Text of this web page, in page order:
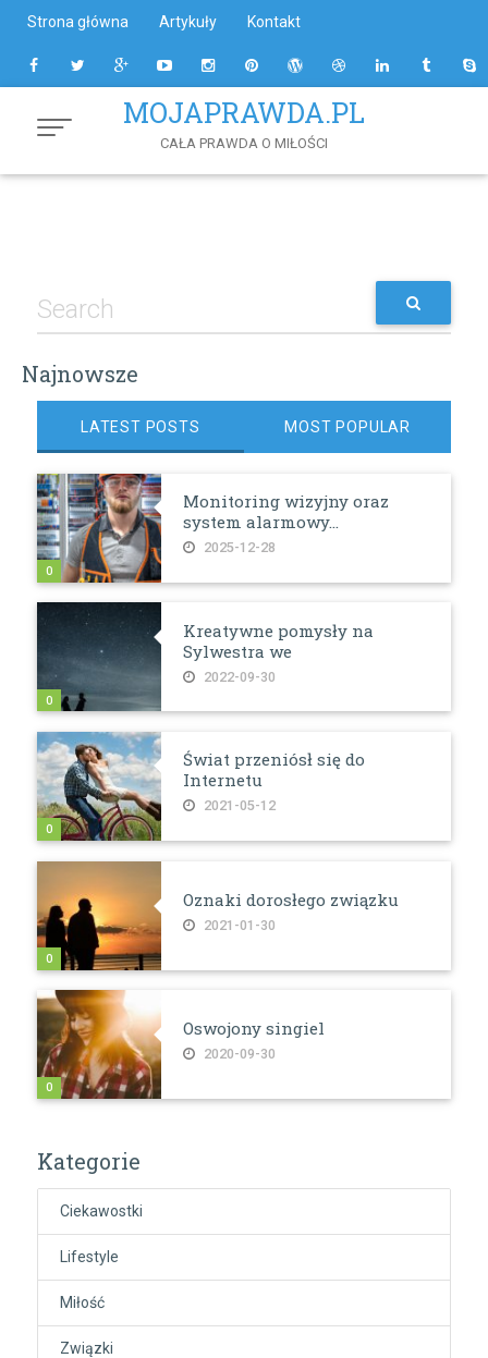
Content
Strona główna Artykuły Kontakt
MOJAPRAWDA.PL
CAŁA PRAWDA O MIŁOŚCI
Najnowsze
LATEST POSTS MOST POPULAR
Monitoring wizyjny oraz
system alarmowy...
2025-12-28
0
Kreatywne pomysły na
Sylwestra we
2022-09-30
0
Świat przeniósł się do
Internetu
2021-05-12
0
Oznaki dorosłego związku
2021-01-30
0
Oswojony singiel
2020-09-30
0
Kategorie
Ciekawostki
Lifestyle
Miłość
Związki